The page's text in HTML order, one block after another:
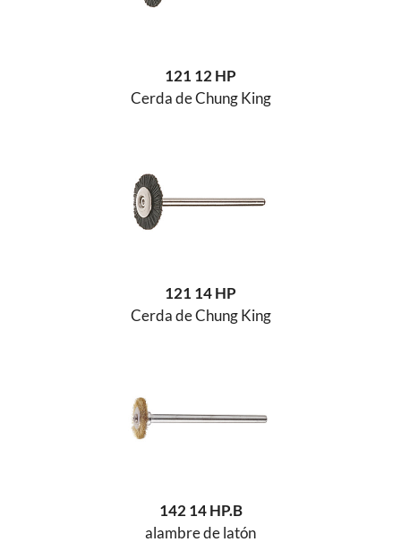
121 12 HP
Cerda de Chung King
121 14 HP
Cerda de Chung King
142 14 HP.B
alambre de latón